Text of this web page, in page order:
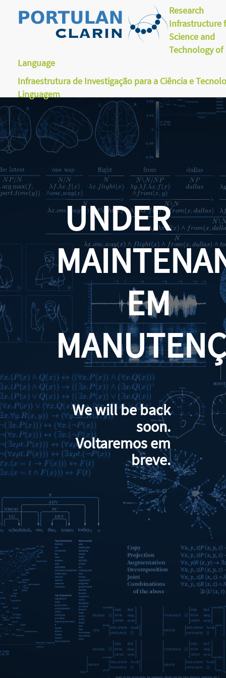
Research
Infrastructure
Science and
Technology of
Language
Infraestrutura de Investigação para a Ciência e
Linguagem
UNDER
EM
We will be back
soon.
Voltaremos em
breve.